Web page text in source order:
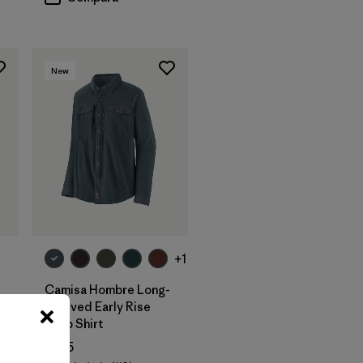
New
+1
Camisa Hombre Long-
Sleeved Early Rise
Snap Shirt
$ 145